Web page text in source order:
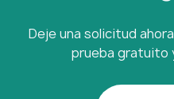
Deje una solicitud
prueba gratuito